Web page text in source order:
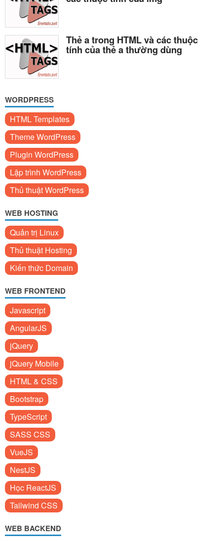
Thẻ a trong HTML và các thuộc
tính của thẻ a thường dùng
WORDPRESS
HTML Templates
Theme WordPress
Plugin WordPress
Lập trình WordPress
Thủ thuật WordPress
WEB HOSTING
Quản trị Linux
Thủ thuật Hosting
Kiến thức Domain
WEB FRONTEND
Javascript
AngularJS
jQuery
jQuery Mobile
HTML & CSS
Bootstrap
TypeScript
SASS CSS
VueJS
NestJS
Học ReactJS
Tailwind CSS
WEB BACKEND